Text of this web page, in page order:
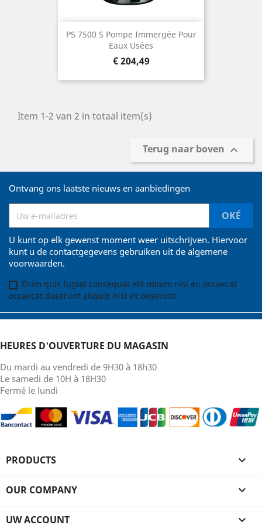
PS 7500 S Pompe Immergée Pour
Eaux Usées
Prijs
€ 204,49
Item 1-2 van 2 in totaal item(s)
Terug naar boven 
Ontvang ons laatste nieuws en aanbiedingen
U kunt op elk gewenst moment weer uitschrijven. Hiervoor
kunt u de contactgegevens gebruiken uit de algemene
voorwaarden.
Enim quis fugiat consequat elit minim nisi eu occaecat
occaecat deserunt aliquip nisi ex deserunt.
HEURES D'OUVERTURE DU MAGASIN
Du mardi au vendredi de 9H30 à 18h30
Le samedi de 10H à 18H30
Fermé le lundi
PRODUCTS 
OUR COMPANY 
UW ACCOUNT 